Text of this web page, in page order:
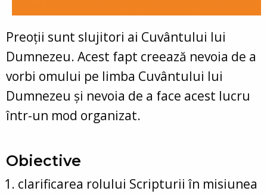
Preoții sunt slujitori ai Cuvântului lui
Dumnezeu. Acest fapt creează nevoia de a
vorbi omului pe limba Cuvântului lui
Dumnezeu și nevoia de a face acest lucru
într-un mod organizat.
Obiective
clarificarea rolului Scripturii în misiunea